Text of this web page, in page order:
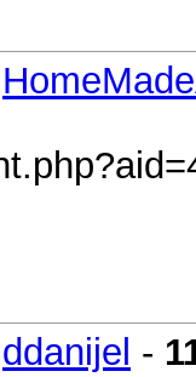
ddanijel -